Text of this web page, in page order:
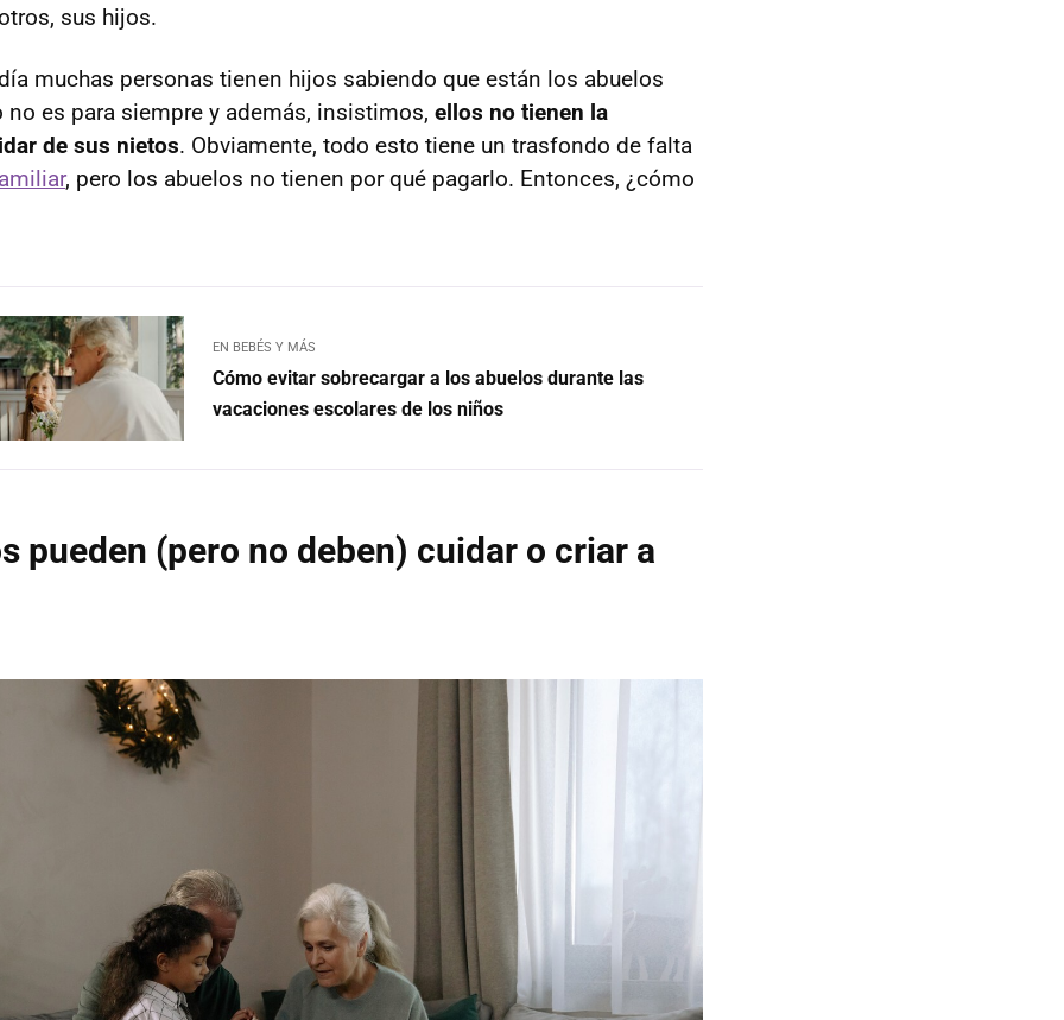
sus hijos.
muchas personas tienen hijos sabiendo que están los abuelos
no es para siempre y además, insistimos, ellos no tienen la
de sus nietos. Obviamente, todo esto tiene un trasfondo de falta
, pero los abuelos no tienen por qué pagarlo. Entonces, ¿cómo
EN BEBÉS Y MÁS
Cómo evitar sobrecargar a los abuelos durante las
vacaciones escolares de los niños
pueden (pero no deben) cuidar o criar a